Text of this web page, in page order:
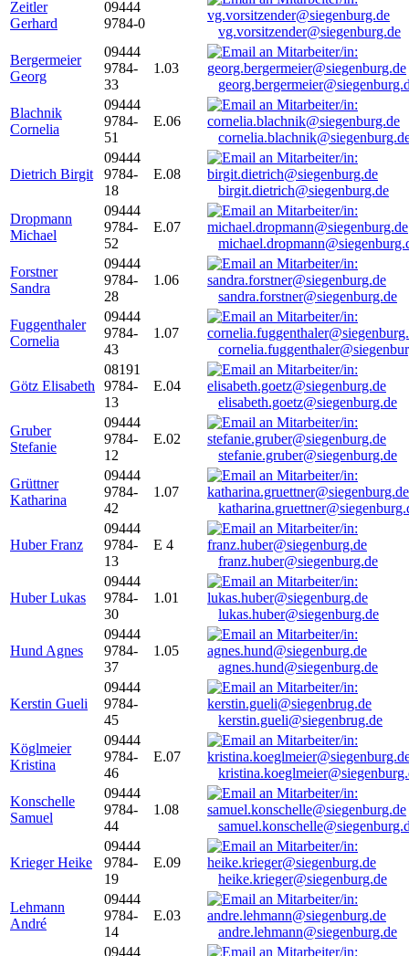
Zeitler
Gerhard
09444
9784-0
vg.vorsitzender@siegenburg.de
Bergermeier
Georg
09444
9784-
33
1.03
Blachnik
Cornelia
09444
9784-
51
E.06
Dietrich Birgit
09444
9784-
18
E.08
birgit.dietrich@siegenburg.de
Dropmann
Michael
09444
9784-
52
E.07
Forstner
Sandra
09444
9784-
28
1.06
sandra.forstner@siegenburg.de
Fuggenthaler
Cornelia
09444
9784-
43
1.07
Götz Elisabeth
08191
9784-
13
E.04
elisabeth.goetz@siegenburg.de
Gruber
Stefanie
09444
9784-
12
E.02
stefanie.gruber@siegenburg.de
Grüttner
Katharina
09444
9784-
42
1.07
Huber Franz
09444
9784-
13
E 4
franz.huber@siegenburg.de
Huber Lukas
09444
9784-
30
1.01
lukas.huber@siegenburg.de
Hund Agnes
09444
9784-
37
1.05
agnes.hund@siegenburg.de
Kerstin Gueli
09444
9784-
45
kerstin.gueli@siegenbrug.de
Köglmeier
Kristina
09444
9784-
46
E.07
Konschelle
Samuel
09444
9784-
44
1.08
Krieger Heike
09444
9784-
19
E.09
heike.krieger@siegenburg.de
Lehmann
André
09444
9784-
14
E.03
andre.lehmann@siegenburg.de
09444